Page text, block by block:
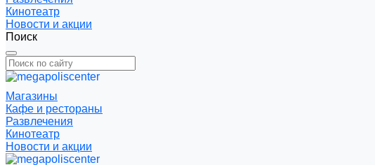
Кинотеатр
Новости и акции
Поиск
Магазины
Кафе и рестораны
Развлечения
Кинотеатр
Новости и акции